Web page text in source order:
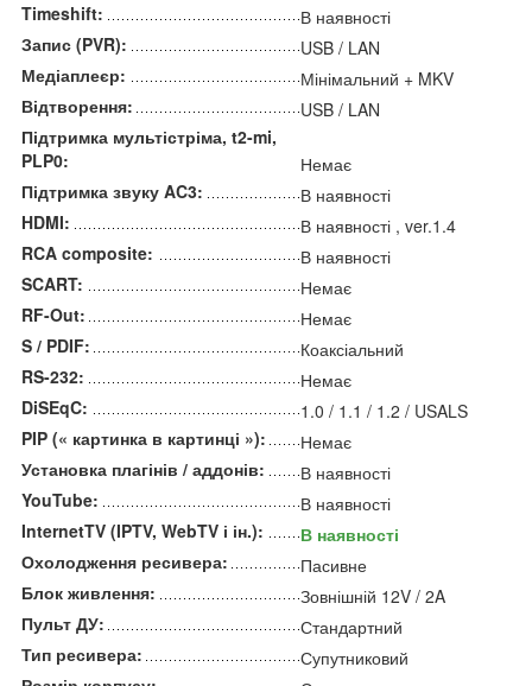
Timeshift:
В наявності
Запис (PVR):
USB / LAN
Медіаплеєр:
Мінімальний + MKV
Відтворення:
USB / LAN
Підтримка мультістріма, t2-mi,
PLP0:
Немає
Підтримка звуку AC3:
В наявності
HDMI:
В наявності , ver.1.4
RCA composite:
В наявності
SCART:
Немає
RF-Out:
Немає
S / PDIF:
Коаксіальний
RS-232:
Немає
DiSEqC:
1.0 / 1.1 / 1.2 / USALS
PIP (« картинка в картинці »):
Немає
Установка плагінів / аддонів:
В наявності
YouTube:
В наявності
InternetTV (IPTV, WebTV і ін.):
В наявності
Охолодження ресивера:
Пасивне
Блок живлення:
Зовнішній 12V / 2A
Пульт ДУ:
Стандартний
Тип ресивера:
Супутниковий